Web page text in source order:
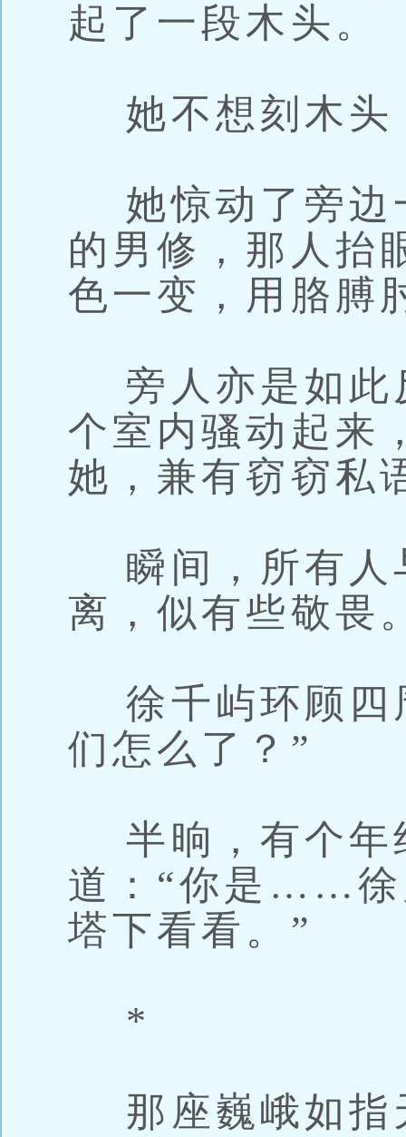
起了一段木头。
她不想刻木头
她惊动了旁边
的男修，那人抬
色一变，用胳膊
旁人亦是如此
个室内骚动起来
她，兼有窃窃私
瞬间，所有人
离，似有些敬畏
徐千屿环顾四
们怎么了？”
半晌，有个年
道：“你是……徐
塔下看看。”
*
那座巍峨如指